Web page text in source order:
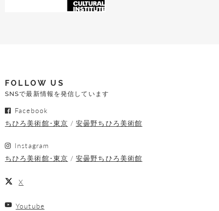
FOLLOW US
SNSで最新情報を発信しています
Facebook
ちひろ美術館･東京
安曇野ちひろ美術館
Instagram
ちひろ美術館･東京
安曇野ちひろ美術館
X
Youtube